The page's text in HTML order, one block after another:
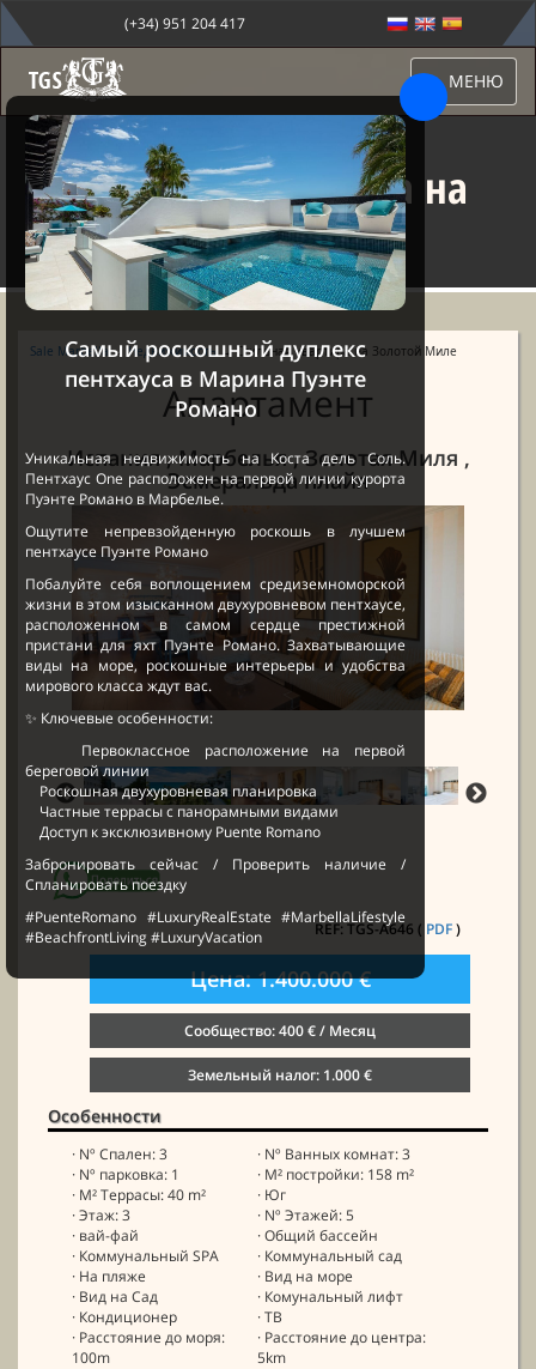
(+34) 951 204 417
МЕНЮ
Стильная квартира на
Золотой Миле
Sale Marbella→Недвижимость→ Стильная квартира на Золотой Миле
Апартамент
Испания , Марбелья , Золотая Миля ,
Эсмеральда плайя
REF: TGS-A646 ( PDF)
Цена: 1.400.000 €
Сообщество: 400 € / Месяц
Земельный налог: 1.000 €
Особенности
· Nº Спален: 3
· Nº Ванных комнат: 3
· Nº парковка: 1
· M² постройки: 158 m²
· M² Террасы: 40 m²
· Юг
· Этаж: 3
· Nº Этажей: 5
· вай-фай
· Общий бассейн
· Коммунальный SPA
· Коммунальный сад
· На пляже
· Вид на море
· Вид на Сад
· Комунальный лифт
· Кондиционер
· ТВ
· Расстояние до моря:
100m
· Расстояние до центра:
5km
Самый роскошный дуплекс
пентхауса в Марина Пуэнте
Романо
Уникальная недвижимость на Коста дель Соль.
Пентхаус One расположен на первой линии курорта
Пуэнте Романо в Марбелье.
Ощутите непревзойденную роскошь в лучшем
пентхаусе Пуэнте Романо
Побалуйте себя воплощением средиземноморской
жизни в этом изысканном двухуровневом пентхаусе,
расположенном в самом сердце престижной
пристани для яхт Пуэнте Романо. Захватывающие
виды на море, роскошные интерьеры и удобства
мирового класса ждут вас.
✨ Ключевые особенности:
Первоклассное расположение на первой
береговой линии
Роскошная двухуровневая планировка
Частные террасы с панорамными видами
Доступ к эксклюзивному Puente Romano
Забронировать сейчас / Проверить наличие /
Спланировать поездку
#PuenteRomano #LuxuryRealEstate #MarbellaLifestyle
#BeachfrontLiving #LuxuryVacation